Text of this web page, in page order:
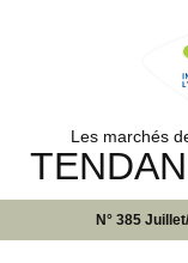
Les marchés
N° 385